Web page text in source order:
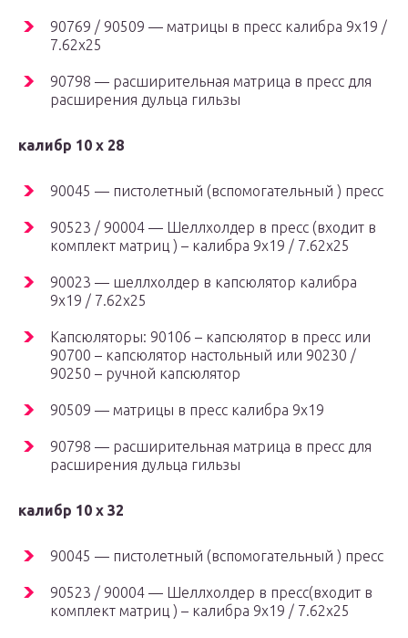
90769 / 90509 — матрицы в пресс калибра 9х19 /
7.62х25
90798 — расширительная матрица в пресс для
расширения дульца гильзы
калибр 10 х 28
90045 — пистолетный (вспомогательный ) пресс
90523 / 90004 — Шеллхолдер в пресс (входит в
комплект матриц ) – калибра 9х19 / 7.62х25
90023 — шеллхолдер в капсюлятор калибра
9х19 / 7.62х25
Капсюляторы: 90106 – капсюлятор в пресс или
90700 – капсюлятор настольный или 90230 /
90250 – ручной капсюлятор
90509 — матрицы в пресс калибра 9х19
90798 — расширительная матрица в пресс для
расширения дульца гильзы
калибр 10 х 32
90045 — пистолетный (вспомогательный ) пресс
90523 / 90004 — Шеллхолдер в пресс(входит в
комплект матриц ) – калибра 9х19 / 7.62х25